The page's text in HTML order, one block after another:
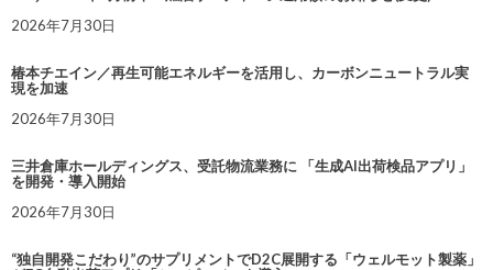
2026年7月30日
椿本チエイン／再生可能エネルギーを活用し、カーボンニュートラル実
現を加速
2026年7月30日
三井倉庫ホールディングス、受託物流業務に 「生成AI出荷検品アプリ」
を開発・導入開始
2026年7月30日
“独自開発こだわり”のサプリメントでD2C展開する「ウェルモット製薬」